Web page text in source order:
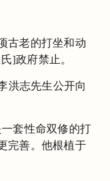
古老的打坐和动
]政府禁止。
洪志先生公开向
套性命双修的打
完善。他根植于